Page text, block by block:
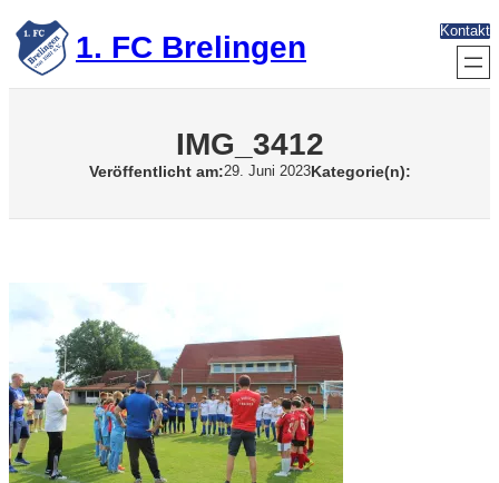
Zum
Inhalt
springen 1. FC Brelingen Kontakt
IMG_3412
Veröffentlicht am:29. Juni 2023Kategorie(n):